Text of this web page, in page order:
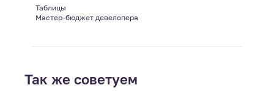
Таблицы
Мастер-бюджет девелопера
Так же советуем